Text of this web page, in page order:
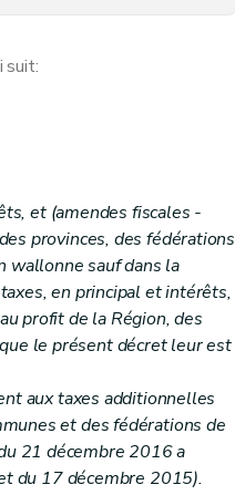
suit:
et (amendes fiscales -
provinces, des fédérations
wallonne sauf dans la
en principal et intérêts,
profit de la Région, des
le présent décret leur est
aux taxes additionnelles
et des fédérations de
21 décembre 2016 a
du 17 décembre 2015).